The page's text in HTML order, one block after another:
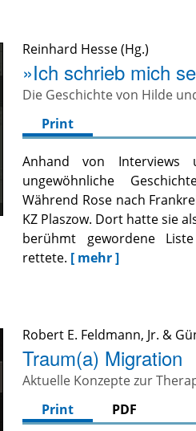
Reinhard Hesse
»Ich schrieb mich
Die Geschichte von Hilde
Print
Anhand von
ungewöhnliche
Während Rose nach
KZ Plaszow. Dort hatte sie
berühmt gewordene
rettete. [ mehr ]
Robert E. Feldmann, Jr. &
Traum(a) Migration
Aktuelle Konzepte zur
Print
PDF